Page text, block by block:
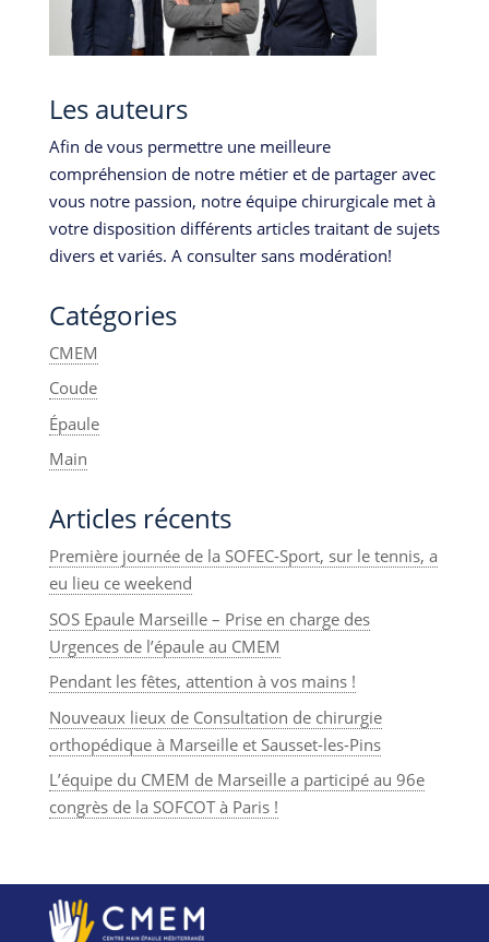
Les auteurs
Afin de vous permettre une meilleure
compréhension de notre métier et de partager avec
vous notre passion, notre équipe chirurgicale met à
votre disposition différents articles traitant de sujets
divers et variés. A consulter sans modération!
Catégories
CMEM
Coude
Épaule
Main
Articles récents
Première journée de la SOFEC-Sport, sur le tennis, a
eu lieu ce weekend
SOS Epaule Marseille – Prise en charge des
Urgences de l’épaule au CMEM
Pendant les fêtes, attention à vos mains !
Nouveaux lieux de Consultation de chirurgie
orthopédique à Marseille et Sausset-les-Pins
L’équipe du CMEM de Marseille a participé au 96e
congrès de la SOFCOT à Paris !